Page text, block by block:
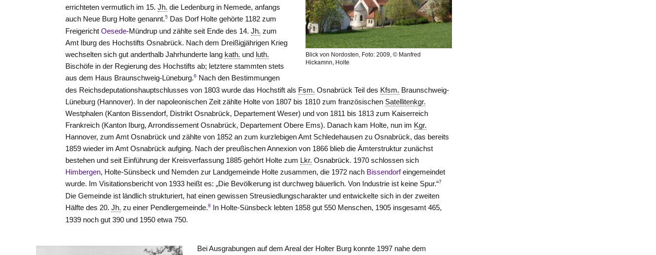
Blick von Nordosten, Foto: 2009, © Manfred
Hickamnn, Holte
errichteten vermutlich im 15.Jh. die Ledenburg in Nemede, anfangs
auch Neue Burg Holte genannt.5 Das Dorf Holte gehörte 1182 zum
FreigerichtOesede-Mündrup und zählte seit Ende des 14.Jh. zum
Amt Iburg des Hochstifts Osnabrück. Nach dem Dreißigjährigen Krieg
wechselten sich gut anderthalb Jahrhunderte lang kath. und luth.
Bischöfe in der Regierung des Hochstifts ab; letztere stammten stets
aus dem Haus Braunschweig-Lüneburg.6 Nach den Bestimmungen
des Reichsdeputationshauptschlusses von 1803 wurde das Hochstift als Fsm. Osnabrück Teil des Kfsm. Braunschweig-
Lüneburg (Hannover). In der napoleonischen Zeit zählte Holte von 1807 bis 1810 zum französischen Satellitenkgr.
Westphalen (Kanton Bissendorf, Distrikt Osnabrück, Departement Weser) und von 1811 bis 1813 zum Kaiserreich
Frankreich (Kanton Iburg, Arrondissement Osnabrück, Departement Obere Ems). Danach kam Holte, nun im Kgr.
Hannover, zum AmtOsnabrück und zählte von 1852 an zum kurzlebigen Amt Schledehausen zu Osnabrück, das bereits
1859 wieder im AmtOsnabrück aufging. Nach der preußischen Annexion von 1866 blieb die Ämterstruktur zunächst
bestehen und seit Einführung der Kreisverfassung 1885 gehört Holte zum Lkr. Osnabrück. 1970 schlossen sich
Himbergen, Holte-Sünsbeck und Nemden zur Landgemeinde Holte zusammen, die 1972 nach Bissendorfeingemeindet
wurde. Im Visitationsbericht von 1933 heißt es: „Die Bevölkerung ist durchweg bäuerlich. Von Industrie ist keine Spur.“7
Die Gemeinde ist ländlich strukturiert, hat einen gewissen Streusiedlungscharakter und entwickelte sich in der zweiten
Hälfte des 20.Jh. zu einer Pendlergemeinde.8 In Holte-Sünsbeck lebten 1858 gut 550 Menschen, 1905 insgesamt 465,
1939 noch gut 390 und 1950 etwa 750.
Bei Ausgrabungen auf dem Areal der Holter Burg konnte 1997 nahe dem